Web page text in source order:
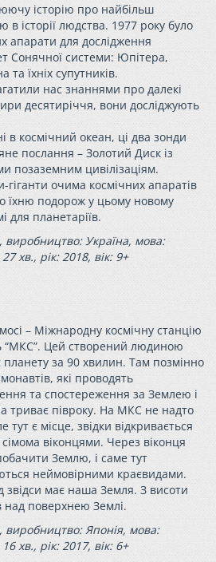
історію про найбільш
в історії людства. 1977 року було
апарати для дослідження
Сонячної системи: Юпітера,
їхніх супутників.
нас знаннями про далекі
десятиріччя, вони досліджують
в космічний океан, ці два зонди
послання – Золотий Диск із
позаземним цивілізаціям.
очима космічних апаратів
їхню подорож у цьому новому
для планетаріїв.
Україна, мова:
хв., рік: 2018, вік: 9+
– Міжнародну космічну станцію
“МКС”. Цей створений людиною
планету за 90 хвилин. Там позмінно
які проводять
та спостереження за Землею і
триває півроку. На МКС не надто
тут є місце, звідки відкривається
віконцями. Через віконця
Землю, і саме тут
неймовірними краєвидами.
звідси має наша Земля. З висоти
над поверхнею Землі.
виробництво: Японія, мова:
хв., рік: 2017, вік: 6+